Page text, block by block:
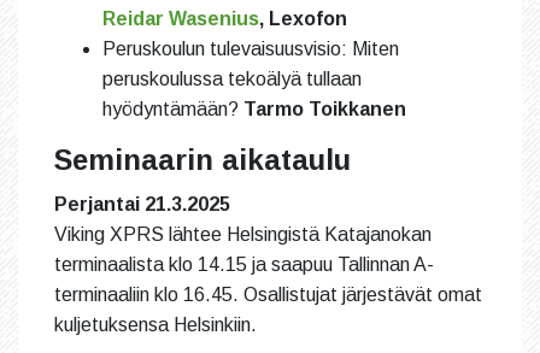
Reidar Wasenius, Lexofon
Peruskoulun tulevaisuusvisio: Miten
peruskoulussa tekoälyä tullaan
hyödyntämään? Tarmo Toikkanen
Seminaarin aikataulu
Perjantai 21.3.2025
Viking XPRS lähtee Helsingistä Katajanokan
terminaalista klo 14.15 ja saapuu Tallinnan A-
terminaaliin klo 16.45. Osallistujat järjestävät omat
kuljetuksensa Helsinkiin.